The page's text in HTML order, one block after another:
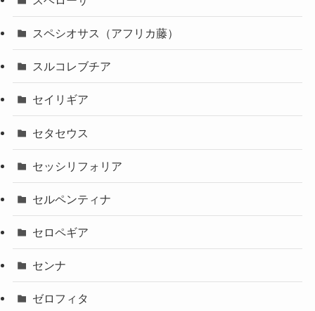
スペシオサス（アフリカ藤）
スルコレブチア
セイリギア
セタセウス
セッシリフォリア
セルペンティナ
セロペギア
センナ
ゼロフィタ